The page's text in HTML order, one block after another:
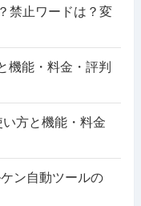
禁止ワードは？変
機能・料金・評判
方と機能・料金
ン自動ツールの